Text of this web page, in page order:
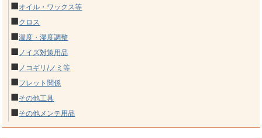
■オイル・ワックス等
■クロス
■温度・湿度調整
■ ノイズ対策用品
■ ノコギリ/ノミ等
■フレット関係
■その他工具
■その他メンテ用品